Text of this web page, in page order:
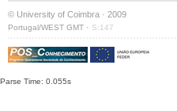
© University of Coimbra · 2009
Portugal/WEST GMT · S:147
Parse Time: 0.055s